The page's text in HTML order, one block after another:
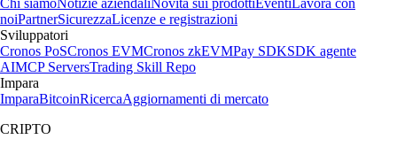
Chi siamoNotizie aziendaliNovità sui prodottiEventiLavora con
noiPartnerSicurezzaLicenze e registrazioni
Sviluppatori
Cronos PoSCronos EVMCronos zkEVMPay SDKSDK agente
AIMCP ServersTrading Skill Repo
Impara
ImparaBitcoinRicercaAggiornamenti di mercato
CRIPTO